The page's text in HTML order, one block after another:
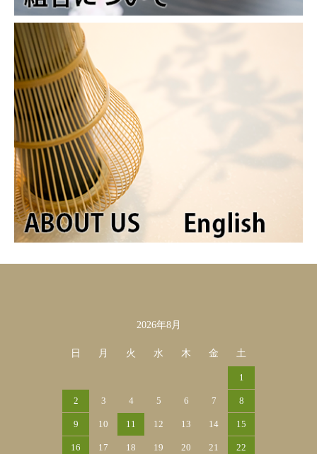
2026年8月
日 月 火 水 木 金 土
1
2 3 4 5 6 7 8
9 10 11 12 13 14 15
16 17 18 19 20 21 22